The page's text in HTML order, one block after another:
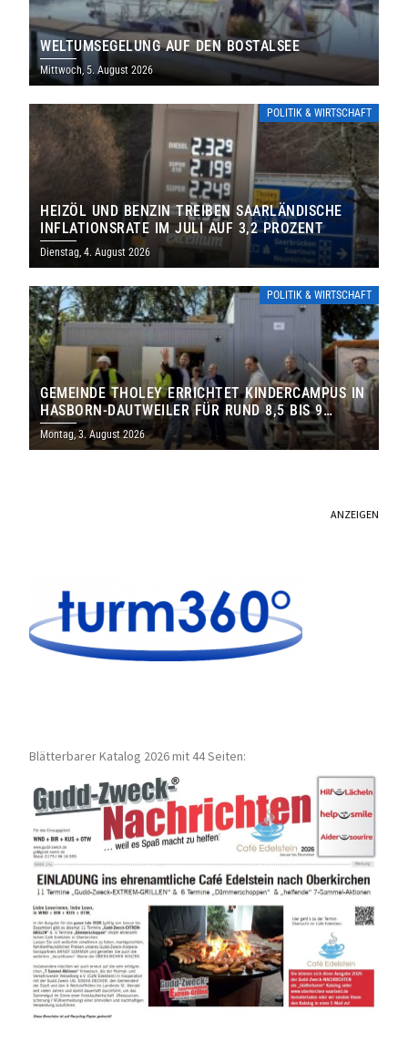
WELTUMSEGELUNG AUF DEN BOSTALSEE
Mittwoch, 5. August 2026
POLITIK & WIRTSCHAFT
HEIZÖL UND BENZIN TREIBEN SAARLÄNDISCHE
INFLATIONSRATE IM JULI AUF 3,2 PROZENT
Dienstag, 4. August 2026
POLITIK & WIRTSCHAFT
GEMEINDE THOLEY ERRICHTET KINDERCAMPUS IN
HASBORN-DAUTWEILER FÜR RUND 8,5 BIS 9
MILLIONEN EURO
Montag, 3. August 2026
ANZEIGEN
Blätterbarer Katalog 2026 mit 44 Seiten: